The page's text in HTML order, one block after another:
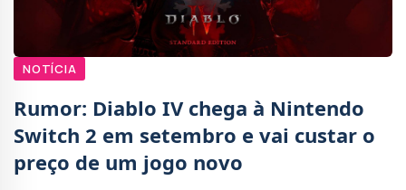
NOTÍCIA
Rumor: Diablo IV chega à Nintendo
Switch 2 em setembro e vai custar o
preço de um jogo novo